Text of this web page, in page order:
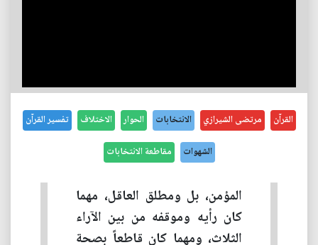
القرآن مرتضى الشيرازي الانتخابات الحوار الاختلاف تفسير القرآن
الشهوات مقاطعة الانتخابات
المؤمن، بل ومطلق العاقل، مهما
كان رأيه وموقفه من بين الآراء
الثلاث، ومهما كان قاطعاً بصحة